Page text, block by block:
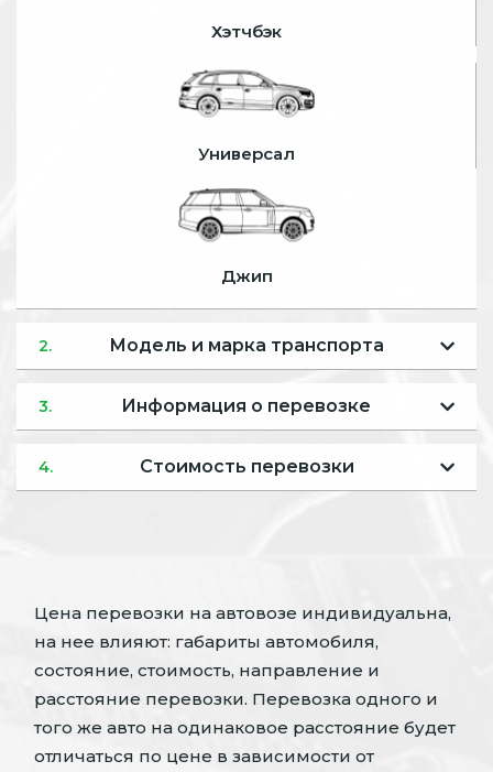
Хэтчбэк
Универсал
Джип
2. Модель и марка транспорта
3. Информация о перевозке
4. Стоимость перевозки
Цена перевозки на автовозе индивидуальна,
на нее влияют: габариты автомобиля,
состояние, стоимость, направление и
расстояние перевозки. Перевозка одного и
того же авто на одинаковое расстояние будет
отличаться по цене в зависимости от